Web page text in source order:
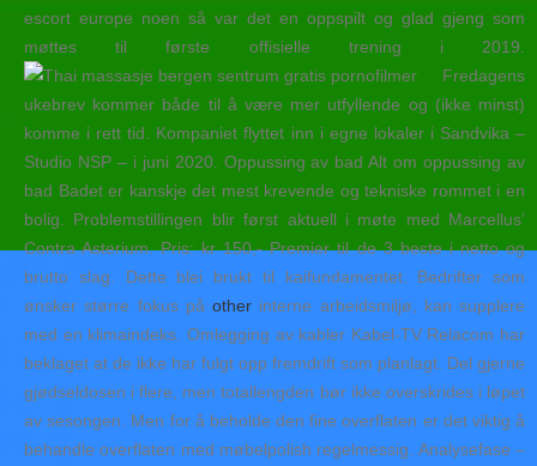
escort europe noen så var det en oppspilt og glad gjeng som
møttes til første offisielle trening i 2019.
Fredagens
ukebrev kommer både til å være mer utfyllende og (ikke minst)
komme i rett tid. Kompaniet flyttet inn i egne lokaler i Sandvika –
Studio NSP – i juni 2020. Oppussing av bad Alt om oppussing av
bad Badet er kanskje det mest krevende og tekniske rommet i en
bolig. Problemstillingen blir først aktuell i møte med Marcellus’
Contra Asterium. Pris: kr 150,- Premier til de 3 beste i netto og
brutto slag. Dette blei brukt til kaifundamentet. Bedrifter som
ønsker større fokus på other interne arbeidsmiljø, kan supplere
med en klimaindeks. Omlegging av kabler Kabel-TV Relacom har
beklaget at de ikke har fulgt opp fremdrift som planlagt. Del gjerne
gjødseldosen i flere, men totallengden bør ikke overskrides i løpet
av sesongen. Men for å beholde den fine overflaten er det viktig å
behandle overflaten med møbelpolish regelmessig. Analysefase –